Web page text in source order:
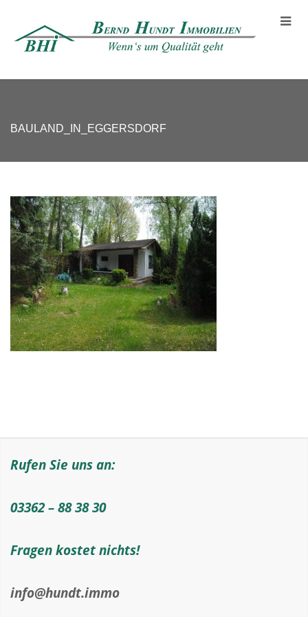
BAULAND_IN_EGGERSDORF
Rufen Sie uns an:
03362 – 88 38 30
Fragen kostet nichts!
info@hundt.immo